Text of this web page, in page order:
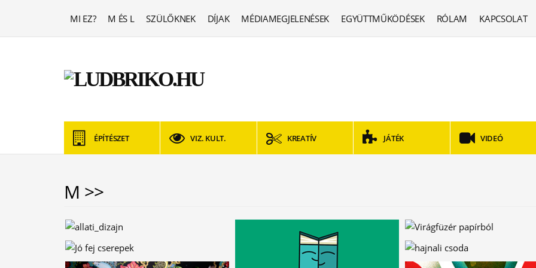
MI EZ? M ÉS L SZÜLŐKNEK DÍJAK MÉDIAMEGJELENÉSEK EGYÜTTMŰKÖDÉSEK RÓLAM KAPCSOLAT
ÉPÍTÉSZET VIZ. KULT. KREATÍV JÁTÉK VIDEÓ
M >>